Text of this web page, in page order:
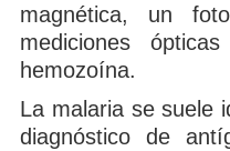
magnética, un
mediciones
hemozoína.
La malaria se suele
diagnóstico de